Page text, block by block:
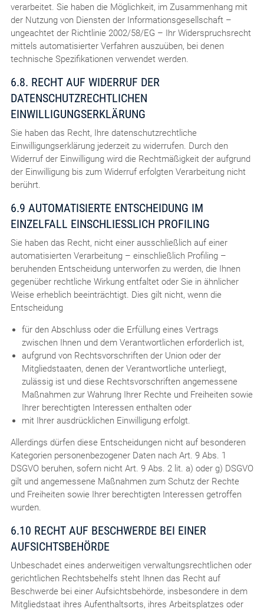
verarbeitet. Sie haben die Möglichkeit, im Zusammenhang mit
der Nutzung von Diensten der Informationsgesellschaft –
ungeachtet der Richtlinie 2002/58/EG – Ihr Widerspruchsrecht
mittels automatisierter Verfahren auszuüben, bei denen
technische Spezifikationen verwendet werden.
6.8. RECHT AUF WIDERRUF DER
DATENSCHUTZRECHTLICHEN
EINWILLIGUNGSERKLÄRUNG
Sie haben das Recht, Ihre datenschutzrechtliche
Einwilligungserklärung jederzeit zu widerrufen. Durch den
Widerruf der Einwilligung wird die Rechtmäßigkeit der aufgrund
der Einwilligung bis zum Widerruf erfolgten Verarbeitung nicht
berührt.
6.9 AUTOMATISIERTE ENTSCHEIDUNG IM
EINZELFALL EINSCHLIESSLICH PROFILING
Sie haben das Recht, nicht einer ausschließlich auf einer
automatisierten Verarbeitung – einschließlich Profiling –
beruhenden Entscheidung unterworfen zu werden, die Ihnen
gegenüber rechtliche Wirkung entfaltet oder Sie in ähnlicher
Weise erheblich beeinträchtigt. Dies gilt nicht, wenn die
Entscheidung
für den Abschluss oder die Erfüllung eines Vertrags
zwischen Ihnen und dem Verantwortlichen erforderlich ist,
aufgrund von Rechtsvorschriften der Union oder der
Mitgliedstaaten, denen der Verantwortliche unterliegt,
zulässig ist und diese Rechtsvorschriften angemessene
Maßnahmen zur Wahrung Ihrer Rechte und Freiheiten sowie
Ihrer berechtigten Interessen enthalten oder
mit Ihrer ausdrücklichen Einwilligung erfolgt.
Allerdings dürfen diese Entscheidungen nicht auf besonderen
Kategorien personenbezogener Daten nach Art. 9 Abs. 1
DSGVO beruhen, sofern nicht Art. 9 Abs. 2 lit. a) oder g) DSGVO
gilt und angemessene Maßnahmen zum Schutz der Rechte
und Freiheiten sowie Ihrer berechtigten Interessen getroffen
wurden.
6.10 RECHT AUF BESCHWERDE BEI EINER
AUFSICHTSBEHÖRDE
Unbeschadet eines anderweitigen verwaltungsrechtlichen oder
gerichtlichen Rechtsbehelfs steht Ihnen das Recht auf
Beschwerde bei einer Aufsichtsbehörde, insbesondere in dem
Mitgliedstaat ihres Aufenthaltsorts, ihres Arbeitsplatzes oder